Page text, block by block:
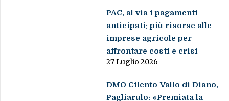
PAC, al via i pagamenti
anticipati: più risorse alle
imprese agricole per
affrontare costi e crisi
27 Luglio 2026
DMO Cilento-Vallo di Diano,
Pagliarulo: «Premiata la